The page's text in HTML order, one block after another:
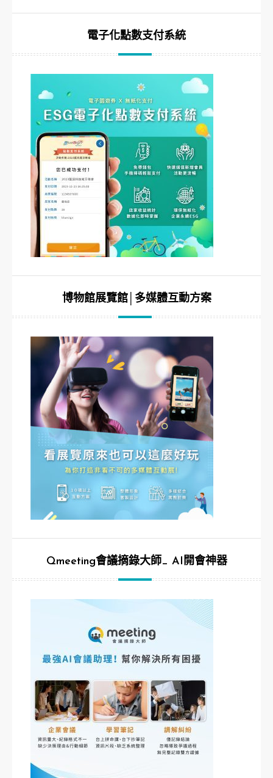
電子化點數支付系統
博物館展覽館│多媒體互動方案
Qmeeting會議摘錄大師_ AI開會神器